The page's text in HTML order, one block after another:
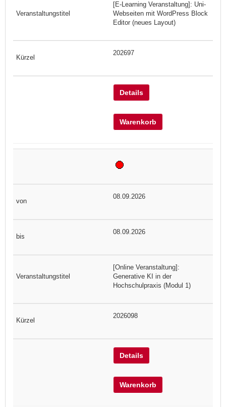
[E-Learning Veranstaltung]: Uni-
Webseiten mit WordPress Block
Editor (neues Layout)
202697
Details
Warenkorb
08.09.2026
08.09.2026
[Online Veranstaltung]:
Generative KI in der
Hochschulpraxis (Modul 1)
2026098
Details
Warenkorb